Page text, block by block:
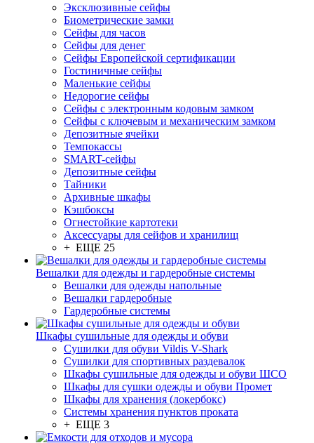
Эксклюзивные сейфы
Биометрические замки
Сейфы для часов
Сейфы для денег
Сейфы Европейской сертификации
Гостиничные сейфы
Маленькие сейфы
Недорогие сейфы
Сейфы с электронным кодовым замком
Сейфы с ключевым и механическим замком
Депозитные ячейки
Темпокассы
SMART-сейфы
Депозитные сейфы
Тайники
Архивные шкафы
Кэшбоксы
Огнестойкие картотеки
Аксессуары для сейфов и хранилищ
+ ЕЩЕ 25
Вешалки для одежды и гардеробные системы
Вешалки для одежды напольные
Вешалки гардеробные
Гардеробные системы
Шкафы сушильные для одежды и обуви
Сушилки для обуви Vildis V-Shark
Сушилки для спортивных раздевалок
Шкафы сушильные для одежды и обуви ШСО
Шкафы для сушки одежды и обуви Промет
Шкафы для хранения (локербокс)
Системы хранения пунктов проката
+ ЕЩЕ 3